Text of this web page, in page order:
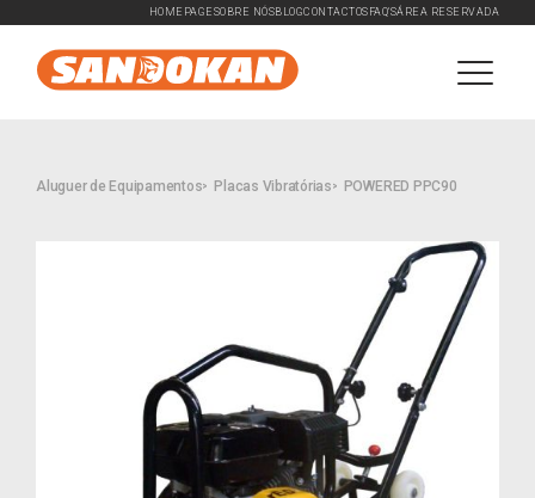
HOMEPAGE SOBRE NÓSBLOGCONTACTOS FAQ'SÁREA RESERVADA
Aluguer de Equipamentos Placas Vibratórias POWERED PPC90